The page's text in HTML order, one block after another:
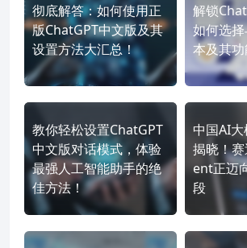
彻底解答：如何使用正
版ChatGPT中文版及其
设置方法大汇总！
解锁
如何选
本及其
教你轻松设置ChatGPT
中文版对话模式，体验
最强人工智能助手的绝
佳方法！
中国AI
揭晓！
ent正迈
段